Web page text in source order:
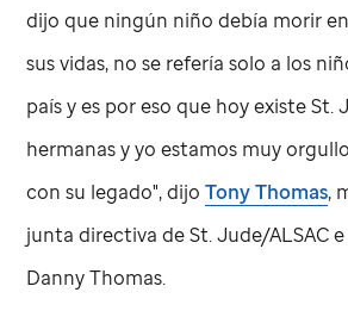
dijo que ningún niño debía morir
sus vidas, no se refería solo a los
país y es por eso que hoy existeSt.
hermanas y yo estamos muy
con su legado", dijoTony Thomas,
junta directiva deSt. Jude/ALSAC
Danny Thomas.